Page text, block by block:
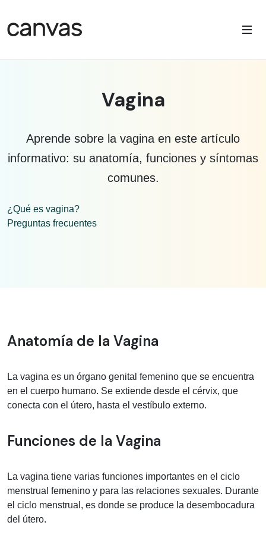
Vagina
Aprende sobre la vagina en este artículo
informativo: su anatomía, funciones y síntomas
comunes.
¿Qué es vagina?
Preguntas frecuentes
Información médica sobre vagina
Anatomía de la Vagina
La vagina es un órgano genital femenino que se encuentra
en el cuerpo humano. Se extiende desde el cérvix, que
conecta con el útero, hasta el vestíbulo externo.
Funciones de la Vagina
La vagina tiene varias funciones importantes en el ciclo
menstrual femenino y para las relaciones sexuales. Durante
el ciclo menstrual, es donde se produce la desembocadura
del útero.